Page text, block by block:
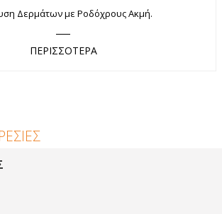
Δερμάτων με Ροδόχρους Ακμή.
ΠΕΡΙΣΣΟΤΕΡΑ